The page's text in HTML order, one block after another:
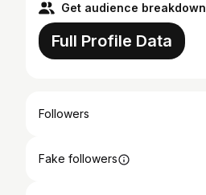
Get audience breakdown
Full Profile Data
Followers
Fake followers